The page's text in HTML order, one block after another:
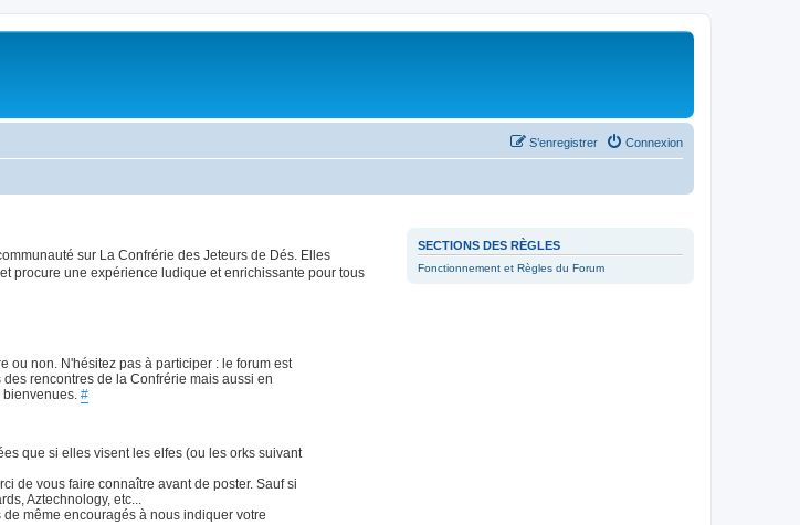
Connexion
S’enregistrer
SECTIONS DES RÈGLES
Fonctionnement et Règles du Forum
sur La Confrérie des Jeteurs de Dés. Elles
procure une expérience ludique et enrichissante pour tous
ou non. N'hésitez pas à participer : le forum est
rencontres de la Confrérie mais aussi en
bienvenues. #
que si elles visent les elfes (ou les orks suivant
de vous faire connaître avant de poster. Sauf si
Aztechnology, etc...
même encouragés à nous indiquer votre